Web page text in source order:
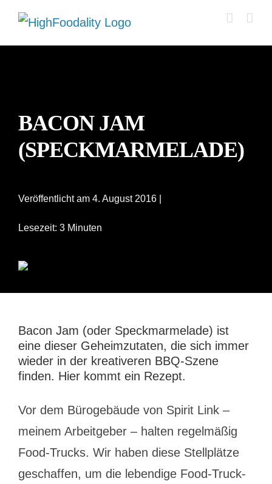
Zum
Inhalt
BACON JAM
(SPECKMARMELADE)
Veröffentlicht am 4. August 2016 |
Lesezeit: 3 Minuten
Bacon Jam (oder Speckmarmelade) ist
eine dieser Geheimzutaten, die sich immer
wieder in der kreativeren BBQ-Szene
finden. Hier kommt ein Rezept.
Vor dem Bürogebäude von Spirit Link –
meinem Arbeitgeber – halten regelmäßig
Food-Trucks. Wir haben diese Stellplätze
geschaffen, um die lebendige Food-Truck-